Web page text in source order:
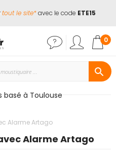
le site*avec le codeETE15
0
basé à Toulouse
Alarme Artago
Alarme Artago